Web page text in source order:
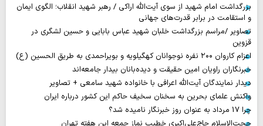
بزرگداشت امام شهید از سوی آیت‌الله اراکی / رهبر شهید انقلاب؛ الگوی ایمان
و استقامت در برابر قدرت‌های جهانی
تصاویر /مراسم بزرگداشت خلبان شهید عباس بابایی و حسین لشگری در
قزوین
اعزام کاروان ۲۰۰ نفره نوجوانان کهگیلویه و بویراحمدی به طریق الحسین (ع)
خبرنگاران راویان امین حقیقت و دیده‌بانان بیدار جامعه‌اند
دیدار نمایندگان آیت‌الله اعرافی با خانواده شهید سامعی + تصاویر
واکنش علمای بحرین به سخنان سخیف حاکم این کشور درباره ایران
چرا 17 مرداد به عنوان روز خبرنگار نامیده شد؟
حجت‌الاسلام حاج‌علی‌اکبری خطیب نماز جمعه این هفته تهران